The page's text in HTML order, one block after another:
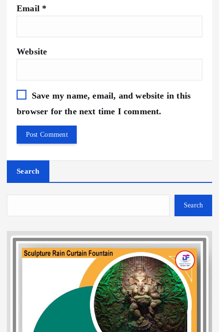
Email *
Website
Save my name, email, and website in this
browser for the next time I comment.
Search
Search